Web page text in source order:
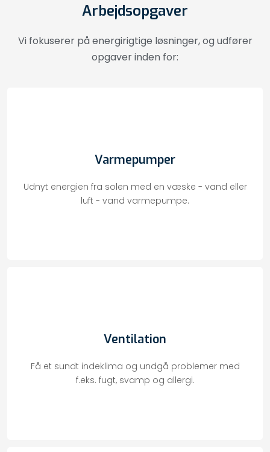
Arbejdsopgaver
Vi fokuserer på energirigtige løsninger, og udfører
opgaver inden for:
Varmepumper
​Udnyt energien fra solen med en væske - vand eller
luft - vand varmepumpe.
Ventilation
Få et sundt indeklima og undgå problemer med
f.eks. fugt, svamp og allergi.